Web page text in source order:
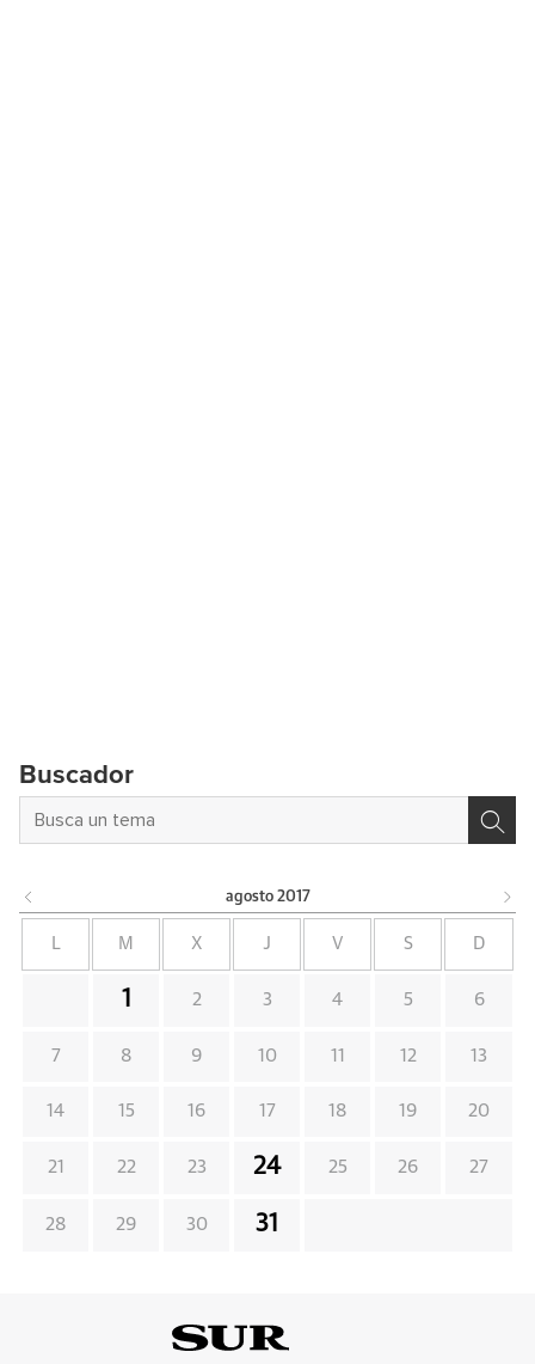
Buscador
agosto 2017
L M X J V S D
1 2 3 4 5 6
7 8 9 10 11 12 13
14 15 16 17 18 19 20
21 22 23 24 25 26 27
28 29 30 31